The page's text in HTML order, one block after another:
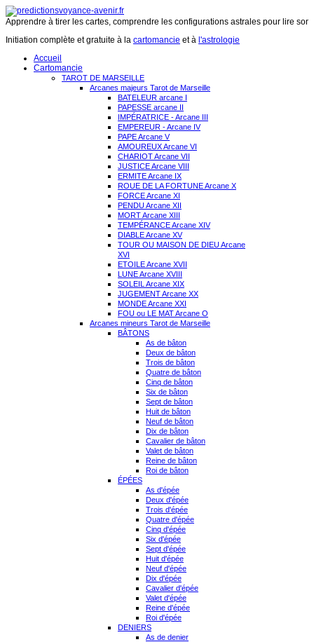
Apprendre à tirer les cartes, comprendre les configurations astrales pour lire
Initiation complète et gratuite à la cartomancie et à l'astrologie
Accueil
Cartomancie
TAROT DE MARSEILLE
Arcanes majeurs Tarot de Marseille
BATELEUR arcane I
PAPESSE arcane II
IMPÉRATRICE - Arcane III
EMPEREUR - Arcane IV
PAPE Arcane V
AMOUREUX Arcane VI
CHARIOT Arcane VII
JUSTICE Arcane VIII
ERMITE Arcane IX
ROUE DE LA FORTUNE Arcane X
FORCE Arcane XI
PENDU Arcane XII
MORT Arcane XIII
TEMPÉRANCE Arcane XIV
DIABLE Arcane XV
TOUR OU MAISON DE DIEU Arcane
XVI
ETOILE Arcane XVII
LUNE Arcane XVIII
SOLEIL Arcane XIX
JUGEMENT Arcane XX
MONDE Arcane XXI
FOU ou LE MAT Arcane O
Arcanes mineurs Tarot de Marseille
BÂTONS
As de bâton
Deux de bâton
Trois de bâton
Quatre de bâton
Cinq de bâton
Six de bâton
Sept de bâton
Huit de bâton
Neuf de bâton
Dix de bâton
Cavalier de bâton
Valet de bâton
Reine de bâton
Roi de bâton
ÉPÉES
As d'épée
Deux d'épée
Trois d'épée
Quatre d'épée
Cinq d'épée
Six d'épée
Sept d'épée
Huit d'épée
Neuf d'épée
Dix d'épée
Cavalier d'épée
Valet d'épée
Reine d'épée
Roi d'épée
DENIERS
As de denier